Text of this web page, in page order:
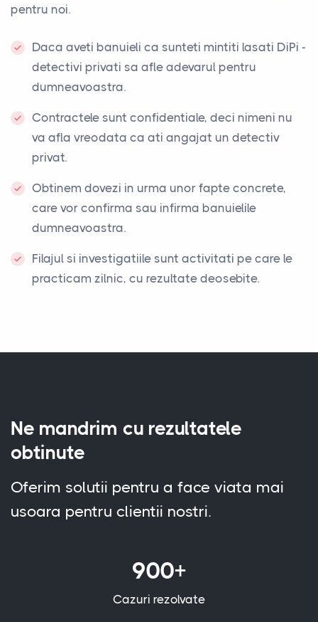
pentru noi.
Daca aveti banuieli ca sunteti mintiti lasati DiPi -
detectivi privati sa afle adevarul pentru
dumneavoastra.
Contractele sunt confidentiale, deci nimeni nu
va afla vreodata ca ati angajat un detectiv
privat.
Obtinem dovezi in urma unor fapte concrete,
care vor confirma sau infirma banuielile
dumneavoastra.
Filajul si investigatiile sunt activitati pe care le
practicam zilnic, cu rezultate deosebite.
Ne mandrim cu rezultatele
obtinute
Oferim solutii pentru a face viata mai
usoara pentru clientii nostri.
900+
Cazuri rezolvate